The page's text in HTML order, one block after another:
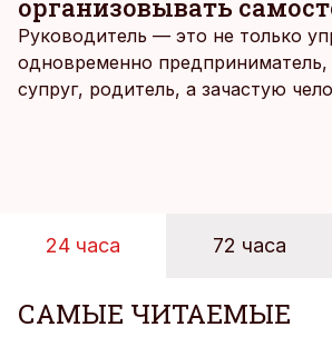
организовывать
Руководитель — это не только
одновременно предприниматель,
супруг, родитель, а зачастую
человека. Поэтому от отдыха
чаще люди ищут возможность
и сейчас — без необходимости все
24 часа 72 часа
САМЫЕ ЧИТАЕМЫЕ